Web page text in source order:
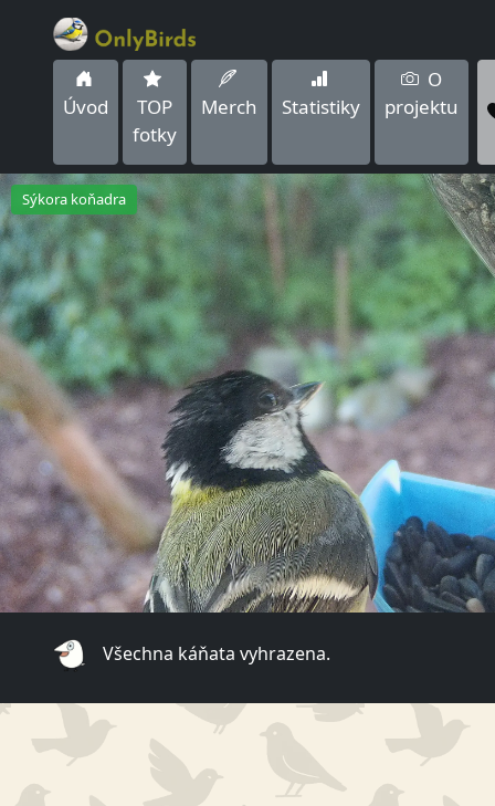
Úvod
TOP
fotky
Merch Statistiky
O
projektu
Sýkora koňadra
Všechna káňata vyhrazena.